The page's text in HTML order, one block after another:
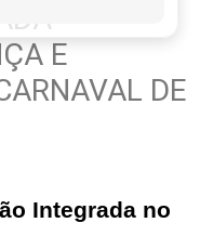
E
DE
Integrada no